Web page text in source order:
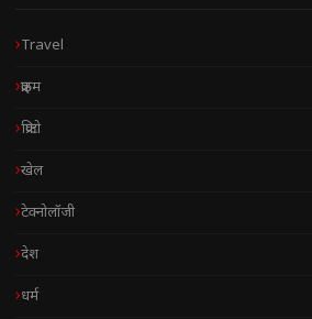
Travel
क्राइम
क्रिप्टो
खेल
टेक्नोलॉजी
देश
धर्म